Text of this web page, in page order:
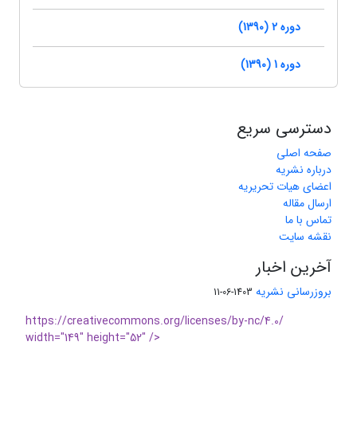
دوره 2 (1390)
دوره 1 (1390)
دسترسی سریع
صفحه اصلی
درباره نشریه
اعضای هیات تحریریه
ارسال مقاله
تماس با ما
نقشه سایت
آخرین اخبار
بروزرسانی نشریه 1403-06-11
https://creativecommons.org/licenses/by-nc/4.0/
width="149" height="52" />